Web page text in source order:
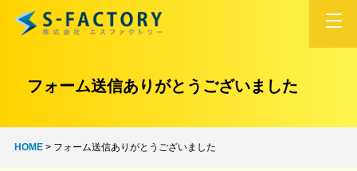
フォーム送信ありがとうございました
HOME> フォーム送信ありがとうございました